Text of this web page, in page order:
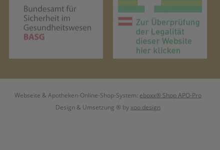
Webseite & Apotheken-Online-Shop-System: eboxx® Shop APO-Pro
Design & Umsetzung ® by xoo design